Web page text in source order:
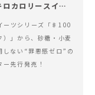
カロリースイー
ツシリーズ「♯100
）」から、砂糖・小麦
しない“罪悪感ゼロ”の
先行発売！